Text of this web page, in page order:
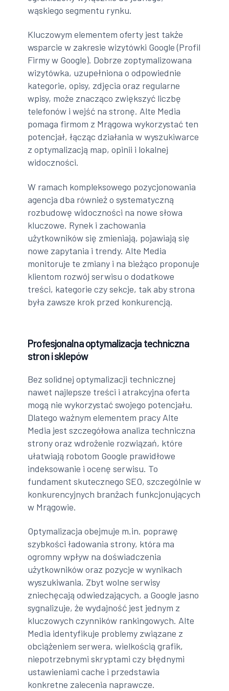
wąskiego segmentu rynku.
Kluczowym elementem oferty jest także
wsparcie w zakresie wizytówki Google (Profil
Firmy w Google). Dobrze zoptymalizowana
wizytówka, uzupełniona o odpowiednie
kategorie, opisy, zdjęcia oraz regularne
wpisy, może znacząco zwiększyć liczbę
telefonów i wejść na stronę. Alte Media
pomaga firmom z Mrągowa wykorzystać ten
potencjał, łącząc działania w wyszukiwarce
z optymalizacją map, opinii i lokalnej
widoczności.
W ramach kompleksowego pozycjonowania
agencja dba również o systematyczną
rozbudowę widoczności na nowe słowa
kluczowe. Rynek i zachowania
użytkowników się zmieniają, pojawiają się
nowe zapytania i trendy. Alte Media
monitoruje te zmiany i na bieżąco proponuje
klientom rozwój serwisu o dodatkowe
treści, kategorie czy sekcje, tak aby strona
była zawsze krok przed konkurencją.
Profesjonalna optymalizacja techniczna
stron i sklepów
Bez solidnej optymalizacji technicznej
nawet najlepsze treści i atrakcyjna oferta
mogą nie wykorzystać swojego potencjału.
Dlatego ważnym elementem pracy Alte
Media jest szczegółowa analiza techniczna
strony oraz wdrożenie rozwiązań, które
ułatwiają robotom Google prawidłowe
indeksowanie i ocenę serwisu. To
fundament skutecznego SEO, szczególnie w
konkurencyjnych branżach funkcjonujących
w Mrągowie.
Optymalizacja obejmuje m.in. poprawę
szybkości ładowania strony, która ma
ogromny wpływ na doświadczenia
użytkowników oraz pozycje w wynikach
wyszukiwania. Zbyt wolne serwisy
zniechęcają odwiedzających, a Google jasno
sygnalizuje, że wydajność jest jednym z
kluczowych czynników rankingowych. Alte
Media identyfikuje problemy związane z
obciążeniem serwera, wielkością grafik,
niepotrzebnymi skryptami czy błędnymi
ustawieniami cache i przedstawia
konkretne zalecenia naprawcze.